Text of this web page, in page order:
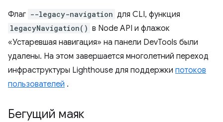
Флаг --legacy-navigation для CLI, функция
legacyNavigation() в Node API и флажок
«Устаревшая навигация» на панели DevTools были
удалены. На этом завершается многолетний переход
инфраструктуры Lighthouse для поддержки потоков
пользователей .
Бегущий маяк